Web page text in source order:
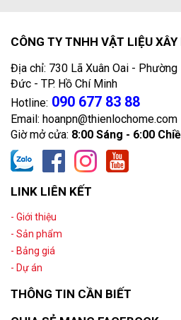
CÔNG TY TNHH VẬT LIỆU
Địa chỉ: 730 Lã Xuân Oai -
Đức - TP. Hồ Chí Minh
Hotline: 090 677 83 88
Email: hoanpn@thienlochome.com
Giờ mở cửa: 8:00 Sáng - 6:00
LINK LIÊN KẾT
- Giới thiệu
- Sản phẩm
- Bảng giá
- Dự án
THÔNG TIN CẦN BIẾT